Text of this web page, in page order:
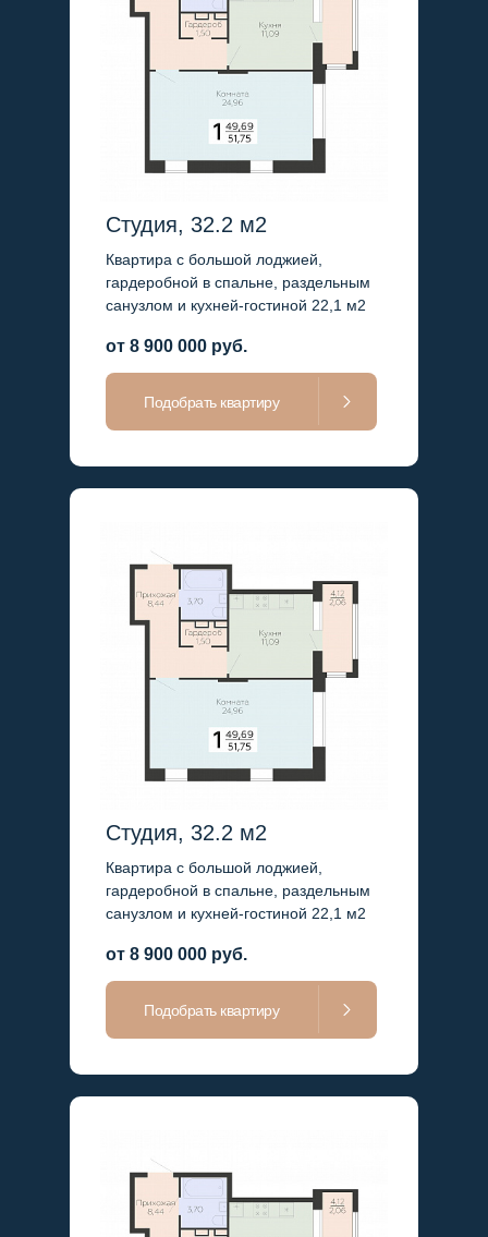
Студия, 32.2 м2
Подобрать квартиру
Квартира с большой лоджией,
гардеробной в спальне, раздельным
санузлом и кухней-гостиной 22,1 м2
от 8 900 000 руб.
Квартира с большой лоджией,
гардеробной в спальне, раздельным
санузлом и кухней-гостиной 22,1 м2
Подобрать квартиру
Студия, 32.2 м2
от 8 900 000 руб.